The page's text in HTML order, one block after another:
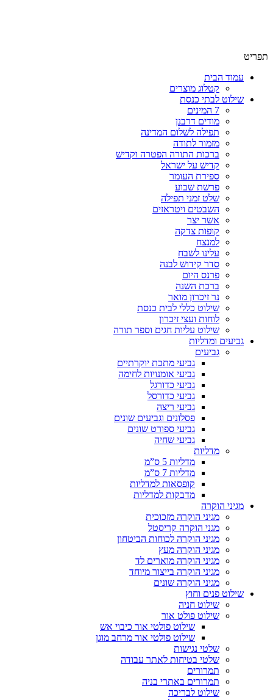
תפריט
עמוד הבית
קטלוג מוצרים
שילוט לבתי כנסת
7 המינים
מודים דרבנן
תפילה לשלום המדינה
מזמור לתודה
ברכות התורה הפטרה וקדיש
קדיש על ישראל
ספירת העומר
פרשת שבוע
שלט זמני תפילה
השבטים ויטראזים
אשר יצר
קופות צדקה
למנצח
עלינו לשבח
סדר קידוש לבנה
פרנס היום
ברכת השנה
נר זיכרון מואר
שילוט כללי לבית כנסת
לוחות ועצי זיכרון
שילוט עליות חגים וספר תורה
גביעים ומדליות
גביעים
גביעי מתכת יוקרתיים
גביעי אומנויות לחימה
גביעי כדורגל
גביעי כדורסל
גביעי ריצה
פסלונים וגביעים שונים
גביעי ספורט שונים
גביעי שחיה
מדליות
מדליות 5 ס”מ
מדליות 7 ס”מ
קופסאות למדליות
מדבקות למדליות
מגיני הוקרה
מגיני הוקרה מזכוכית
מגני הוקרה קריסטל
מגיני הוקרה לכוחות הביטחון
מגיני הוקרה מעץ
מגיני הוקרה מוארים לד
מגיני הוקרה בייצור מיוחד
מגיני הוקרה שונים
שילוט פנים וחוץ
שילוט חניה
שילוט פולט אור
שילוט פולטי אור כיבוי אש
שילוט פולטי אור מרחב מוגן
שלטי נגישות
שלטי בטיחות לאתר עבודה
תמרורים
תמרורים באתרי בניה
שילוט לבריכה